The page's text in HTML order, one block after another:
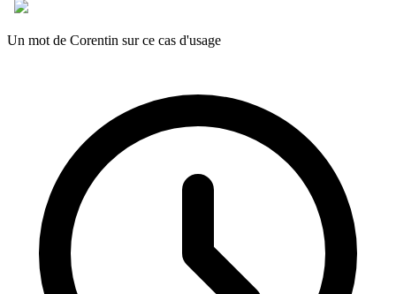
Un mot de Corentin sur ce cas d'usage